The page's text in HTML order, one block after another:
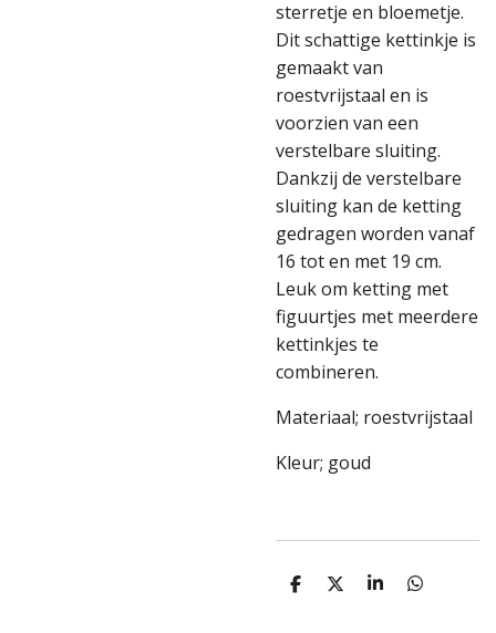
sterretje en bloemetje.
Dit schattige kettinkje is
gemaakt van
roestvrijstaal en is
voorzien van een
verstelbare sluiting.
Dankzij de verstelbare
sluiting kan de ketting
gedragen worden vanaf
16 tot en met 19 cm.
Leuk om ketting met
figuurtjes met meerdere
kettinkjes te
combineren.
Materiaal; roestvrijstaal
Kleur; goud
D
D
S
D